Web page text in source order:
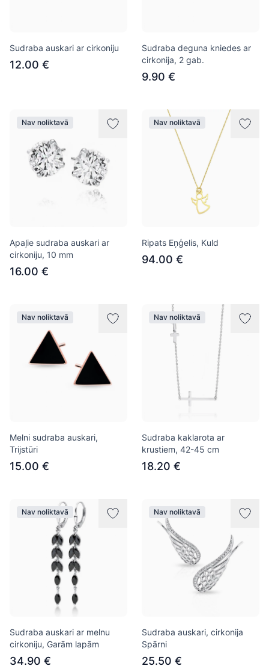
Sudraba auskari ar cirkoniju
12.00 €
Sudraba deguna kniedes ar
cirkonija, 2 gab.
9.90 €
Nav noliktavā
Apaļie sudraba auskari ar
cirkoniju, 10 mm
16.00 €
Nav noliktavā
Ripats Eņģelis, Kuld
94.00 €
Nav noliktavā
Melni sudraba auskari,
Trijstūri
15.00 €
Nav noliktavā
Sudraba kaklarota ar
krustiem, 42-45 cm
18.20 €
Nav noliktavā
Sudraba auskari ar melnu
cirkoniju, Garām lapām
34.90 €
Nav noliktavā
Sudraba auskari, cirkonija
Spārni
25.50 €